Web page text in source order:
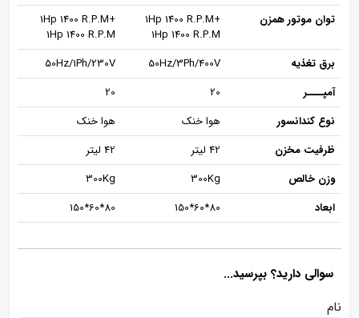
توان موتور همزن
+1Hp 1400 R.P.M
1Hp 1400 R.P.M
+1Hp 1400 R.P.M
1Hp 1400 R.P.M
برق تغذیه
50Hz/3Ph/400V
50Hz/1Ph/230V
آمپــــر
20
20
نوع کندانسور
هوا خنک
هوا خنک
ظرفیت مخزن
42 لیتر
42 لیتر
وزن خالص
300Kg
300Kg
ابعاد
80*60*150
80*60*150
سوالی دارید؟ بپرسید...
نام